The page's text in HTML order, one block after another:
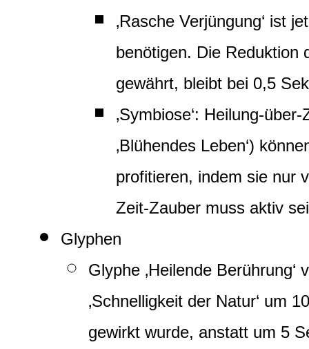
‚Rasche Verjüngung‘ ist
benötigen. Die Reduktion
gewährt, bleibt bei 0,5
‚Symbiose‘: Heilung-über-
‚Blühendes Leben‘)
profitieren, indem sie nur
Zeit-Zauber muss aktiv
Glyphen
Glyphe ‚Heilende
‚Schnelligkeit der Natur‘ um
gewirkt wurde, anstatt um 5